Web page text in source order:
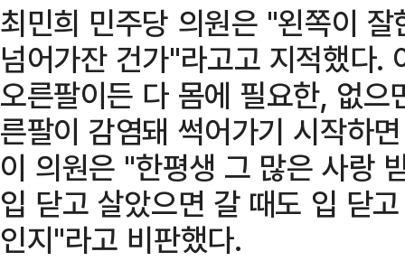
최민희 민주당 의원은 "왼쪽이
넘어가잔 건가"라고고 지적했다.
오른팔이든 다 몸에 필요한, 없
른팔이 감염돼 썩어가기 시작하
이 의원은 "한평생 그 많은 사랑
입 닫고 살았으면 갈 때도 입 닫
인지"라고 비판했다.